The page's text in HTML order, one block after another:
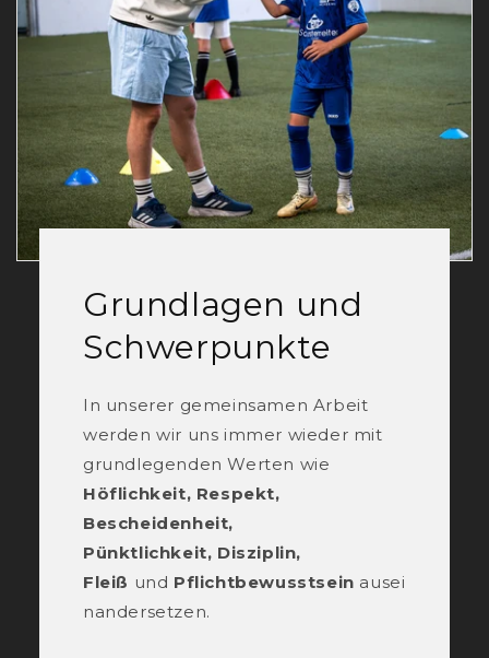
Grundlagen und
Schwerpunkte
In unserer gemeinsamen Arbeit
werden wir uns immer wieder mit
grundlegenden Werten wie
Höflichkeit, Respekt,
Bescheidenheit,
Pünktlichkeit, Disziplin,
Fleiß und Pflichtbewusstsein ausei
nandersetzen.